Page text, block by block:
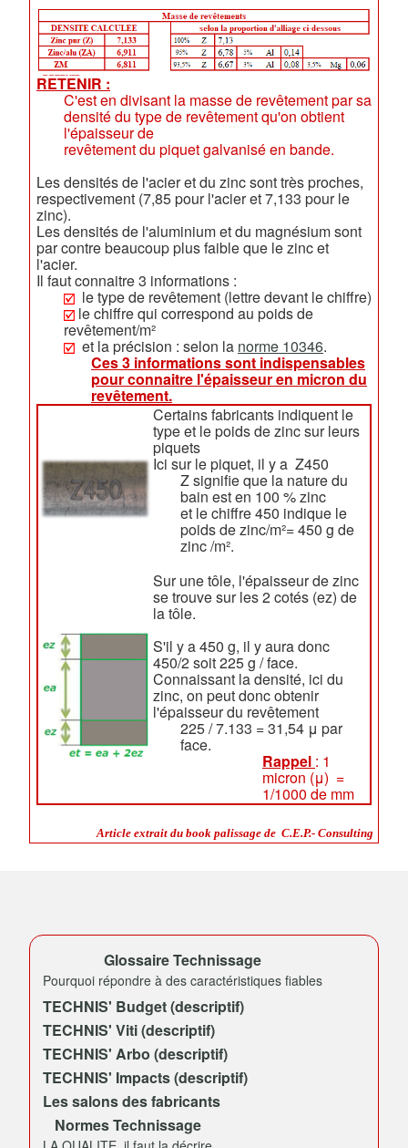
RETENIR :
C'est en divisant la masse de revêtement par sa
densité du type de revêtement qu'on obtient
l'épaisseur de
revêtement du piquet galvanisé en bande.
Les densités de l'acier et du zinc sont très proches,
respectivement (7,85 pour l'acier et 7,133 pour le
zinc).
Les densités de l'aluminium et du magnésium sont
par contre beaucoup plus faible que le zinc et
l'acier.
Il faut connaitre 3 informations :
le type de revêtement (lettre devant le chiffre)
le chiffre qui correspond au poids de
revêtement/m²
et la précision : selon la norme 10346.
Ces 3 informations sont indispensables
pour connaitre l'épaisseur en micron du
revêtement.
Certains fabricants indiquent le
type et le poids de zinc sur leurs
piquets
Ici sur le piquet, il y a Z450
Z signifie que la nature du
bain est en 100 % zinc
et le chiffre 450 indique le
poids de zinc/m²= 450 g de
zinc /m².
Sur une tôle, l'épaisseur de zinc
se trouve sur les 2 cotés (ez) de
la tôle.
S'il y a 450 g, il y aura donc
450/2 soit 225 g / face.
Connaissant la densité, ici du
zinc, on peut donc obtenir
l'épaisseur du revêtement
225 / 7.133 = 31,54 μ par
face.
Rappel : 1
micron (μ) =
1/1000 de mm
Article extrait du book palissage de C.E.P.- Consulting
Glossaire Technissage
Pourquoi répondre à des caractéristiques fiables
TECHNIS' Budget (descriptif)
TECHNIS' Viti (descriptif)
TECHNIS' Arbo (descriptif)
TECHNIS' Impacts (descriptif)
Les salons des fabricants
Normes Technissage